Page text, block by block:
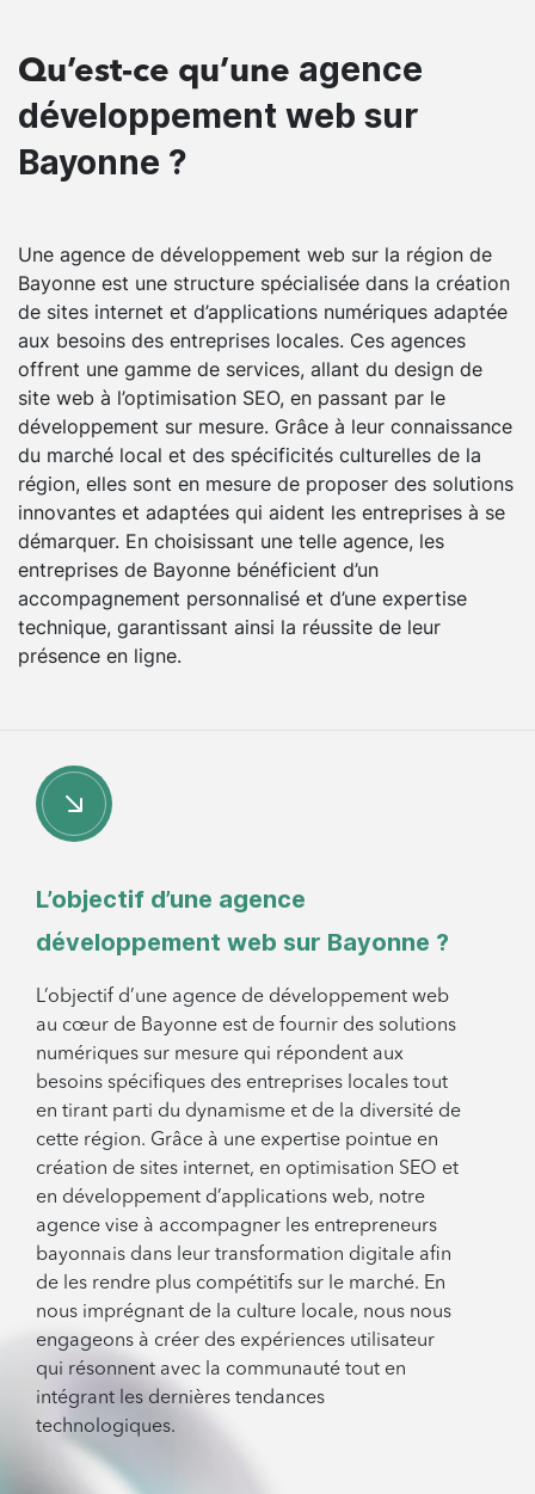
Qu’est-ce qu’une agence
développement web sur
Bayonne ?
Une agence de développement web sur la région de
Bayonne est une structure spécialisée dans la création
de sites internet et d’applications numériques adaptée
aux besoins des entreprises locales. Ces agences
offrent une gamme de services, allant du design de
site web à l’optimisation SEO, en passant par le
développement sur mesure. Grâce à leur connaissance
du marché local et des spécificités culturelles de la
région, elles sont en mesure de proposer des solutions
innovantes et adaptées qui aident les entreprises à se
démarquer. En choisissant une telle agence, les
entreprises de Bayonne bénéficient d’un
accompagnement personnalisé et d’une expertise
technique, garantissant ainsi la réussite de leur
présence en ligne.
L’objectif d’une agence
développement web sur Bayonne ?
L’objectif d’une agence de développement web
au cœur de Bayonne est de fournir des solutions
numériques sur mesure qui répondent aux
besoins spécifiques des entreprises locales tout
en tirant parti du dynamisme et de la diversité de
cette région. Grâce à une expertise pointue en
création de sites internet, en optimisation SEO et
en développement d’applications web, notre
agence vise à accompagner les entrepreneurs
bayonnais dans leur transformation digitale afin
de les rendre plus compétitifs sur le marché. En
nous imprégnant de la culture locale, nous nous
engageons à créer des expériences utilisateur
qui résonnent avec la communauté tout en
intégrant les dernières tendances
technologiques.